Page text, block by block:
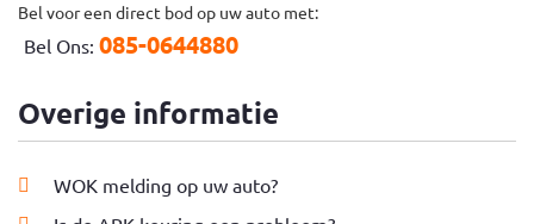
Bel voor een direct bod op uw auto met:
Bel Ons: 085-0644880
Overige informatie
WOK melding op uw auto?